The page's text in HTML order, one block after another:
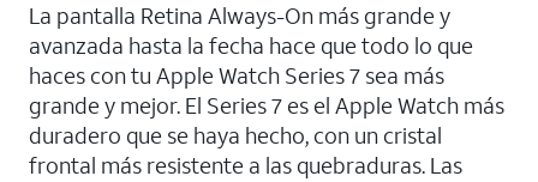
La pantalla Retina Always-On más grande y
avanzada hasta la fecha hace que todo lo que
haces con tu Apple Watch Series 7 sea más
grande y mejor. El Series 7 es el Apple Watch más
duradero que se haya hecho, con un cristal
frontal más resistente a las quebraduras. Las